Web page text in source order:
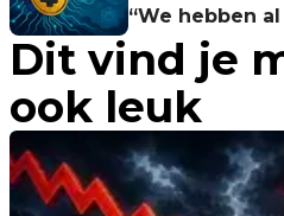
“We hebben
de
Dit vind je
ook leuk